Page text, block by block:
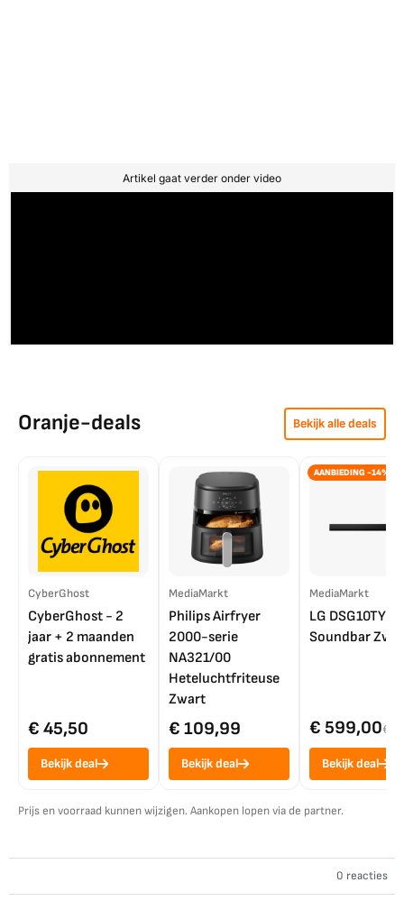
Artikel gaat verder onder video
Oranje-deals Bekijk alle deals
CyberGhost
CyberGhost - 2
jaar + 2 maanden
gratis abonnement
€ 45,50
Bekijk deal
MediaMarkt
Philips Airfryer
2000-serie
NA321/00
Heteluchtfriteuse
Zwart
€ 109,99
Bekijk deal
AANBIEDING -14%
MediaMarkt
LG DSG10TY
Soundbar
€ 599,00€
Bekijk deal
Prijs en voorraad kunnen wijzigen. Aankopen lopen via de partner.
0 reacties